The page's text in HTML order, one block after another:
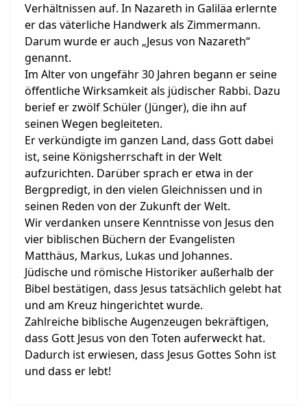
Verhältnissen auf. In Nazareth in Galiläa erlernte
er das väterliche Handwerk als Zimmermann.
Darum wurde er auch „Jesus von Nazareth“
genannt.
Im Alter von ungefähr 30 Jahren begann er seine
öffentliche Wirksamkeit als jüdischer Rabbi. Dazu
berief er zwölf Schüler (Jünger), die ihn auf
seinen Wegen begleiteten.
Er verkündigte im ganzen Land, dass Gott dabei
ist, seine Königsherrschaft in der Welt
aufzurichten. Darüber sprach er etwa in der
Bergpredigt, in den vielen Gleichnissen und in
seinen Reden von der Zukunft der Welt.
Wir verdanken unsere Kenntnisse von Jesus den
vier biblischen Büchern der Evangelisten
Matthäus, Markus, Lukas und Johannes.
Jüdische und römische Historiker außerhalb der
Bibel bestätigen, dass Jesus tatsächlich gelebt hat
und am Kreuz hingerichtet wurde.
Zahlreiche biblische Augenzeugen bekräftigen,
dass Gott Jesus von den Toten auferweckt hat.
Dadurch ist erwiesen, dass Jesus Gottes Sohn ist
und dass er lebt!